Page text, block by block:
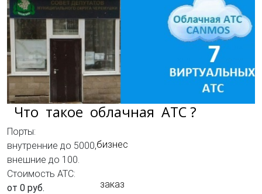
Что такое облачная АТС ?
Порты:
внутренние до 5000,
внешние до 100.
Стоимость АТС:
от 0 руб.
бизнес
заказ